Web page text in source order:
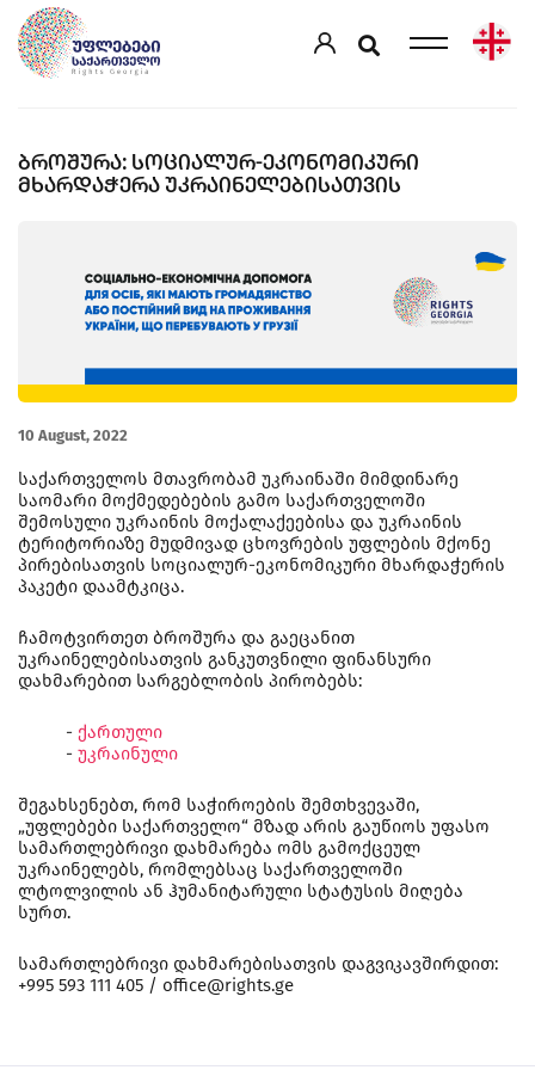
ᲑᲠᲝᲨᲣᲠᲐ: ᲡᲝᲪᲘᲐᲚᲣᲠ-ᲔᲙᲝᲜᲝᲛᲘᲙᲣᲠᲘ
ᲛᲮᲐᲠᲓᲐᲭᲔᲠᲐ ᲣᲙᲠᲐᲘᲜᲔᲚᲔᲑᲘᲡᲐᲗᲕᲘᲡ
10 August, 2022
საქართველოს მთავრობამ უკრაინაში მიმდინარე
საომარი მოქმედებების გამო საქართველოში
შემოსული უკრაინის მოქალაქეებისა და უკრაინის
ტერიტორიაზე მუდმივად ცხოვრების უფლების მქონე
პირებისათვის სოციალურ-ეკონომიკური მხარდაჭერის
პაკეტი დაამტკიცა.
ჩამოტვირთეთ ბროშურა და გაეცანით
უკრაინელებისათვის განკუთვნილი ფინანსური
დახმარებით სარგებლობის პირობებს:
- ქართული
- უკრაინული
შეგახსენებთ, რომ საჭიროების შემთხვევაში,
„უფლებები საქართველო“ მზად არის გაუწიოს უფასო
სამართლებრივი დახმარება ომს გამოქცეულ
უკრაინელებს, რომლებსაც საქართველოში
ლტოლვილის ან ჰუმანიტარული სტატუსის მიღება
სურთ.
სამართლებრივი დახმარებისათვის დაგვიკავშირდით:
+995 593 111 405 / office@rights.ge